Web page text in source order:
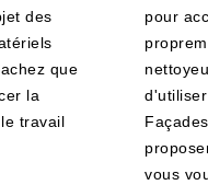
des
que
la
travail
pour
vous